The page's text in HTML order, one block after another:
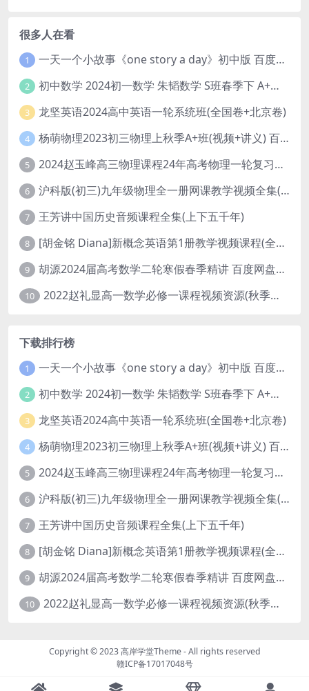
很多人在看
1 一天一个小故事《one story a day》初中版 百度网盘分享下载
2 初中数学 2024初一数学 朱韬数学 S班春季下 A+班春季下 百度云网盘
3 龙坚英语2024高中英语一轮系统班(全国卷+北京卷)
4 杨萌物理2023初三物理上秋季A+班(视频+讲义) 百度网盘分享
5 2024赵玉峰高三物理课程24年高考物理一轮复习网课教程
6 沪科版(初三)九年级物理全一册网课教学视频全集(录播版 杜春雨 66讲)
7 王芳讲中国历史音频课程全集(上下五千年)
8 [胡金铭 Diana]新概念英语第1册教学视频课程(全集 百度网盘下载)
9 胡源2024届高考数学二轮寒假春季精讲 百度网盘分享
10 2022赵礼显高一数学必修一课程视频资源(秋季班 含讲义)百度网盘云
下载排行榜
1 一天一个小故事《one story a day》初中版 百度网盘分享下载
2 初中数学 2024初一数学 朱韬数学 S班春季下 A+班春季下 百度云网盘
3 龙坚英语2024高中英语一轮系统班(全国卷+北京卷)
4 杨萌物理2023初三物理上秋季A+班(视频+讲义) 百度网盘分享
5 2024赵玉峰高三物理课程24年高考物理一轮复习网课教程
6 沪科版(初三)九年级物理全一册网课教学视频全集(录播版 杜春雨 66讲)
7 王芳讲中国历史音频课程全集(上下五千年)
8 [胡金铭 Diana]新概念英语第1册教学视频课程(全集 百度网盘下载)
9 胡源2024届高考数学二轮寒假春季精讲 百度网盘分享
10 2022赵礼显高一数学必修一课程视频资源(秋季班 含讲义)百度网盘云
Copyright © 2023高岸学堂Theme- All rights reserved
赣ICP备17017048号